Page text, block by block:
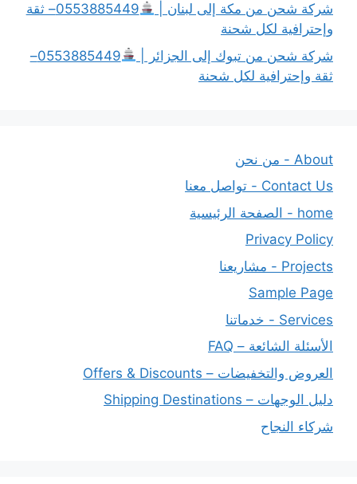
شركة شحن من مكة إلى لبنان |
0553885449– ثقة
وإحترافية لكل شحنة
شركة شحن من تبوك إلى الجزائر |
0553885449–
ثقة وإحترافية لكل شحنة
About - من نحن
Contact Us - تواصل معنا
home - الصفحة الرئيسية
Privacy Policy
Projects - مشاريعنا
Sample Page
Services - خدماتنا
الأسئلة الشائعة – FAQ
العروض والتخفيضات – Offers & Discounts
دليل الوجهات – Shipping Destinations
شركاء النجاح